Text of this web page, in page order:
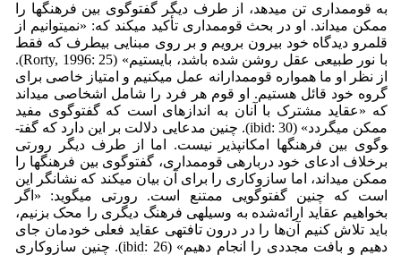
به قوم­مداری تن می­دهد، از طرف دیگر گفت­وگوی بین فرهنگ­ها را
ممکن می­داند. او در بحث قوم­مداری تأکید می­کند که: «نمی­توانیم از
قلمرو دیدگاه خود بیرون برویم و بر روی مبنایی بی­طرف که فقط
با نور طبیعی عقل روشن شده باشد، بایستیم» (Rorty, 1996: 25).
از نظر او ما همواره قوم­مدارانه عمل می­کنیم و امتیاز خاصی برای
گروه خود قائل هستیم. او قوم هر فرد را شامل اشخاصی می­داند
که «عقاید مشترک با آنان به اندازه­ای است که گفت­وگوی مفید
ممکن می­گردد» (ibid: 30). چنین مدعایی دلالت بر این دارد که گفت­
وگوی بین فرهنگ­ها امکان­پذیر نیست. اما از طرف دیگر رورتی
برخلاف ادعای خود درباره­ی قوم­مداری، گفت­وگوی بین فرهنگ­ها را
ممکن می­داند، اما سازوکاری را برای آن بیان می­کند که نشانگر این
است که چنین گفت­وگویی ممتنع است. رورتی می­گوید: «اگر
بخواهیم عقاید ارائه‌شده به وسیله­ی فرهنگ دیگری را محک بزنیم،
باید تلاش کنیم آن‌ها را در درون تافته­ی عقاید فعلی خودمان جای
دهیم و بافت مجددی را انجام دهیم» (ibid: 26). چنین سازوکاری